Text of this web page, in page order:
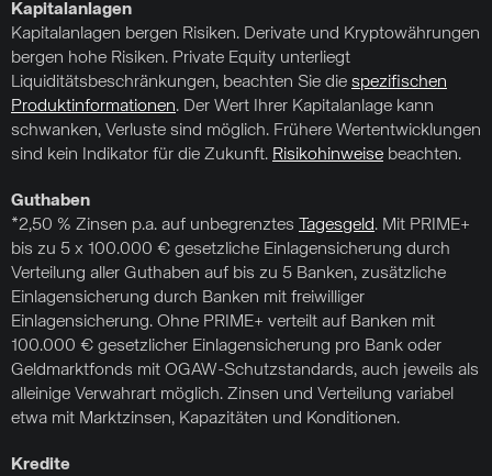
Kapitalanlagen
Kapitalanlagen bergen Risiken. Derivate und Kryptowährungen
bergen hohe Risiken. Private Equity unterliegt
Liquiditätsbeschränkungen, beachten Sie die spezifischen
Produktinformationen. Der Wert Ihrer Kapitalanlage kann
schwanken, Verluste sind möglich. Frühere Wertentwicklungen
sind kein Indikator für die Zukunft. Risikohinweise beachten.
Guthaben
*2,50 % Zinsen p.a. auf unbegrenztes
Tagesgeld. Mit PRIME+
bis zu 5 x 100.000 € gesetzliche Einlagensicherung durch
Verteilung aller Guthaben auf bis zu 5 Banken, zusätzliche
Einlagensicherung durch Banken mit freiwilliger
Einlagensicherung. Ohne PRIME+ verteilt auf Banken mit
100.000 € gesetzlicher Einlagensicherung pro Bank oder
Geldmarktfonds mit OGAW-Schutzstandards, auch jeweils als
alleinige Verwahrart möglich. Zinsen und Verteilung variabel
etwa mit Marktzinsen, Kapazitäten und Konditionen.
Kredite